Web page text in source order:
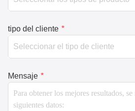
tipo del cliente *
Mensaje *